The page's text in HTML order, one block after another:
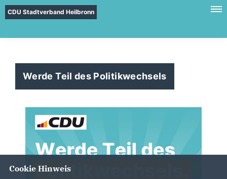
CDU Stadtverband Heilbronn
Werde Teil des Politikwechsels
Cookie Hinweis